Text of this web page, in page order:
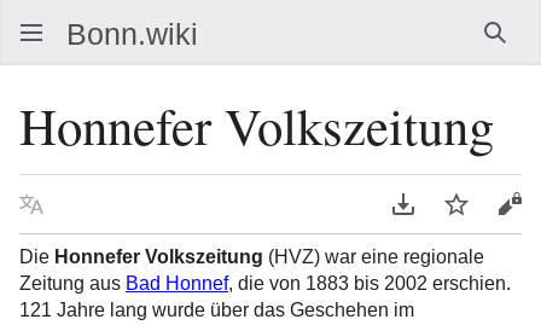
Honnefer Volkszeitung
Sprache PDF
Die Honnefer Volkszeitung (HVZ) war eine regionale
Zeitung aus Bad Honnef, die von 1883 bis 2002 erschien.
121 Jahre lang wurde über das Geschehen im